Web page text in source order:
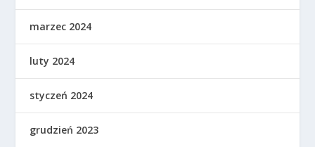
marzec 2024
luty 2024
styczeń 2024
grudzień 2023